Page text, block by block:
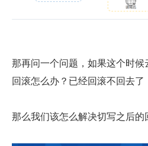
那再问一个问题，如果这个时
回滚怎么办？已经回滚不回去了
那么我们该怎么解决切写之后的